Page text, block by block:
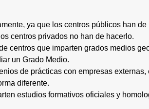
ya que los centros públicos han
centros privados no han de hacerlo.
centros que imparten grados medios
un Grado Medio.
de prácticas con empresas
diferente.
estudios formativos oficiales y